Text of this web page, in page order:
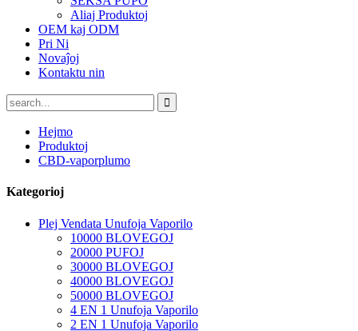
Aliaj Produktoj
OEM kaj ODM
Pri Ni
Novaĵoj
Kontaktu nin
Hejmo
Produktoj
CBD-vaporplumo
Kategorioj
Plej Vendata Unufoja Vaporilo
10000 BLOVEGOJ
20000 PUFOJ
30000 BLOVEGOJ
40000 BLOVEGOJ
50000 BLOVEGOJ
4 EN 1 Unufoja Vaporilo
2 EN 1 Unufoja Vaporilo